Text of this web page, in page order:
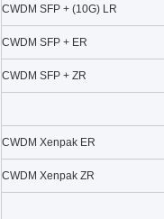
CWDM SFP + (10G) LR
CWDM SFP + ER
CWDM SFP + ZR
CWDM Xenpak ER
CWDM Xenpak ZR